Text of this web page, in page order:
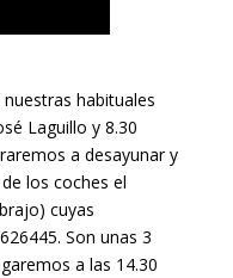
habituales
Laguillo y 8.30
a desayunar y
los coches el
cuyas
Son unas 3
a las 14.30